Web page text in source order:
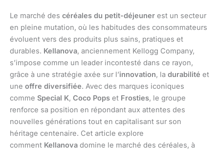
Le marché des céréales du petit-déjeuner est un secteur
en pleine mutation, où les habitudes des consommateurs
évoluent vers des produits plus sains, pratiques et
durables. Kellanova, anciennement Kellogg Company,
s’impose comme un leader incontesté dans ce rayon,
grâce à une stratégie axée sur l’innovation, la durabilité et
une offre diversifiée. Avec des marques iconiques
comme Special K, Coco Pops et Frosties, le groupe
renforce sa position en répondant aux attentes des
nouvelles générations tout en capitalisant sur son
héritage centenaire. Cet article explore
comment Kellanova domine le marché des céréales, à